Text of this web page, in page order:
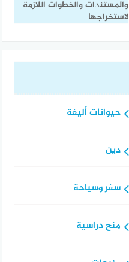
والمستندات والخطوات اللازمة
لاستخراجها
حيوانات أليفة
دين
سفر وسياحة
منح دراسية